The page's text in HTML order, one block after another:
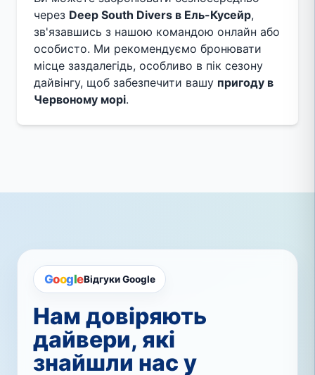
через Deep South Divers в Ель-Кусейр,
зв'язавшись з нашою командою онлайн або
особисто. Ми рекомендуємо бронювати
місце заздалегідь, особливо в пік сезону
дайвінгу, щоб забезпечити вашу пригоду в
Червоному морі.
GoogleВідгуки Google
Нам довіряють
дайвери, які
знайшли нас у